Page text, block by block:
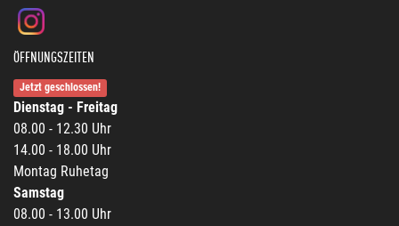
ÖFFNUNGSZEITEN
Jetzt geschlossen!
Dienstag - Freitag
08.00 - 12.30 Uhr
14.00 - 18.00 Uhr
Montag Ruhetag
Samstag
08.00 - 13.00 Uhr